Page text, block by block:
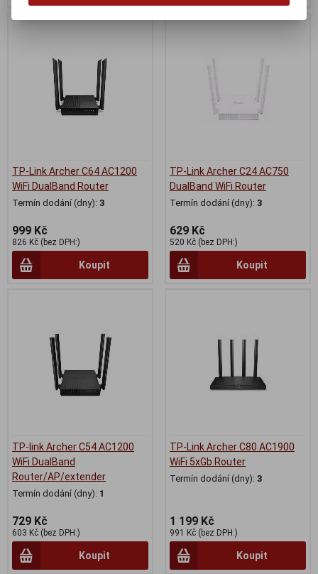
TP-Link Archer C64 AC1200
WiFi DualBand Router
Termín dodání (dny): 3
999 Kč
826 Kč (bez DPH:)
Koupit
TP-Link Archer C24 AC750
DualBand WiFi Router
Termín dodání (dny): 3
629 Kč
520 Kč (bez DPH:)
Koupit
TP-link Archer C54 AC1200
WiFi DualBand
Router/AP/extender
Termín dodání (dny): 1
729 Kč
603 Kč (bez DPH:)
Koupit
TP-Link Archer C80 AC1900
WiFi 5xGb Router
Termín dodání (dny): 3
1 199 Kč
991 Kč (bez DPH:)
Koupit